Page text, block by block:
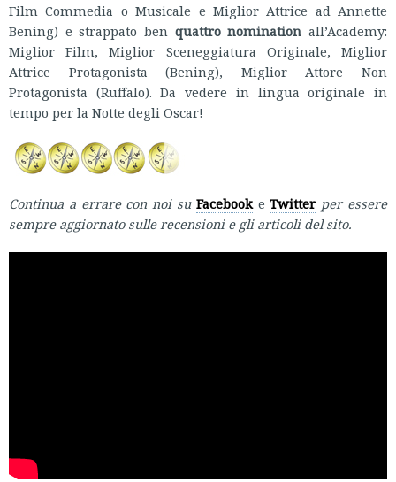
Film Commedia o Musicale e Miglior Attrice ad Annette
Bening) e strappato ben quattro nomination all’Academy:
Miglior Film, Miglior Sceneggiatura Originale, Miglior
Attrice Protagonista (Bening), Miglior Attore Non
Protagonista (Ruffalo). Da vedere in lingua originale in
tempo per la Notte degli Oscar!
Continua a errare con noi su Facebook e Twitter per essere
sempre aggiornato sulle recensioni e gli articoli del sito.